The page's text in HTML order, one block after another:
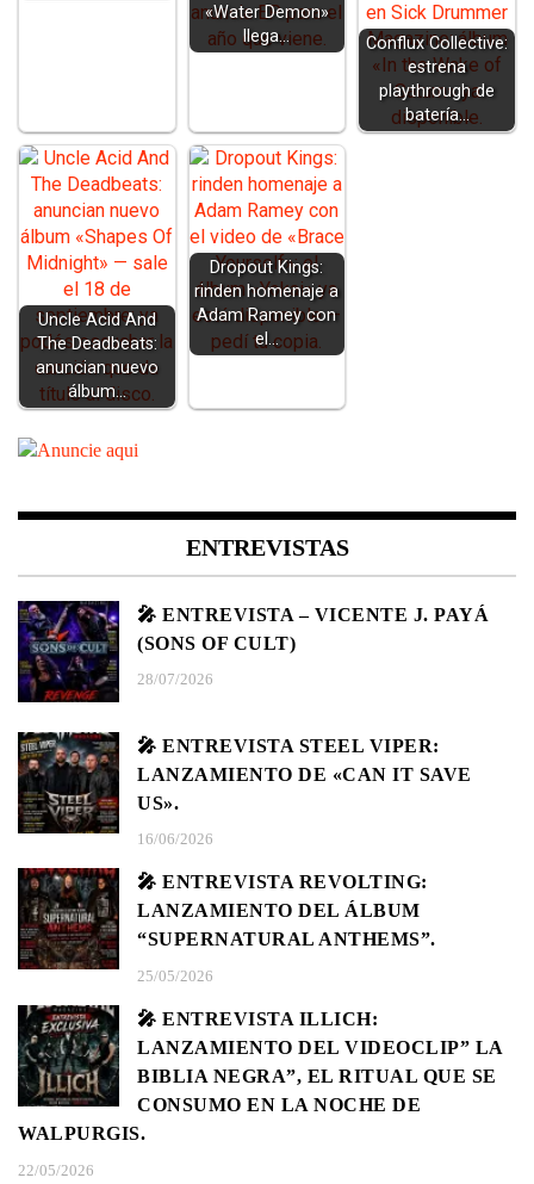
«Water Demon»
llega…
Conflux Collective:
estrena
playthrough de
batería…
Uncle Acid And
The Deadbeats:
anuncian nuevo
álbum…
Dropout Kings:
rinden homenaje a
Adam Ramey con
el…
ENTREVISTAS
🎤 ENTREVISTA – VICENTE J. PAYÁ
(SONS OF CULT)
28/07/2026
🎤 ENTREVISTA STEEL VIPER:
LANZAMIENTO DE «CAN IT SAVE
US».
16/06/2026
🎤 ENTREVISTA REVOLTING:
LANZAMIENTO DEL ÁLBUM
“SUPERNATURAL ANTHEMS”.
25/05/2026
🎤 ENTREVISTA ILLICH:
LANZAMIENTO DEL VIDEOCLIP” LA
BIBLIA NEGRA”, EL RITUAL QUE SE
CONSUMO EN LA NOCHE DE
WALPURGIS.
22/05/2026